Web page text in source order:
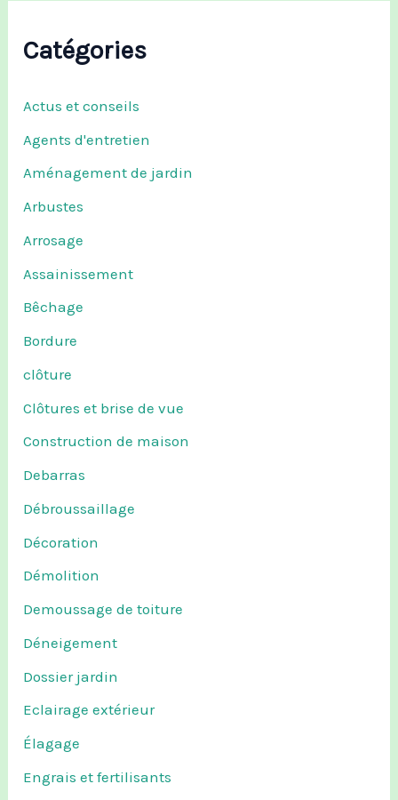
Catégories
Actus et conseils
Agents d'entretien
Aménagement de jardin
Arbustes
Arrosage
Assainissement
Bêchage
Bordure
clôture
Clôtures et brise de vue
Construction de maison
Debarras
Débroussaillage
Décoration
Démolition
Demoussage de toiture
Déneigement
Dossier jardin
Eclairage extérieur
Élagage
Engrais et fertilisants